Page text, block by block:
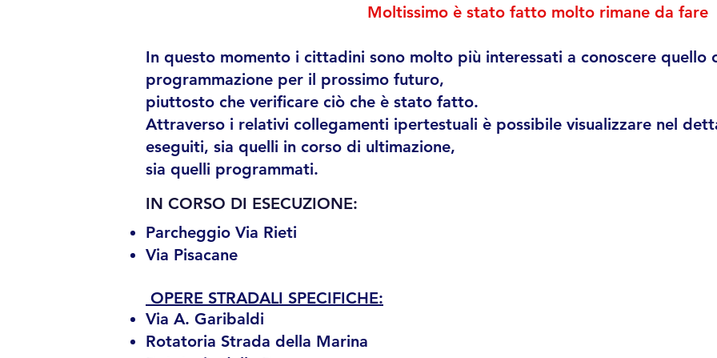
Moltissimo è stato fatto molto rimane da fare
In questo momento i cittadini sono molto più interessati a conoscere quello
programmazione per il prossimo futuro,
piuttosto che verificare ciò che è stato fatto.
Attraverso i relativi collegamenti ipertestuali è possibile visualizzare nel
eseguiti, sia quelli in corso di ultimazione,
sia quelli programmati.
IN CORSO DI ESECUZIONE:
Parcheggio Via Rieti
Via Pisacane
OPERE STRADALI SPECIFICHE:
Via A. Garibaldi
Rotatoria Strada della Marina